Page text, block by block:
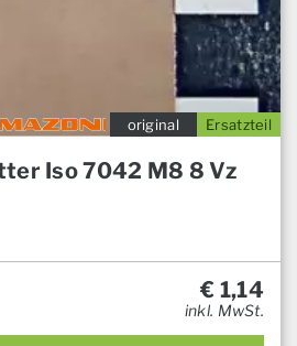
Ersatzteil
original
Iso 7042 M8 8 Vz
€ 1,14
inkl. MwSt.